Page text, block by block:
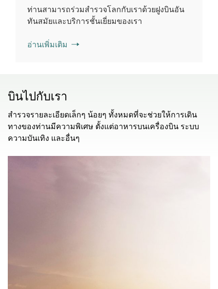
ท่านสามารถร่วมสํารวจโลกกับเราด้วยฝูงบินอัน
ทันสมัยและบริการชั้นเยี่ยมของเรา
อ่านเพิ่มเติม
บินไปกับเรา
สำรวจรายละเอียดเล็กๆ น้อยๆ ทั้งหมดที่จะช่วยให้การเดิน
ทางของท่านมีความพิเศษ ตั้งแต่อาหารบนเครื่องบิน ระบบ
ความบันเทิง และอื่นๆ